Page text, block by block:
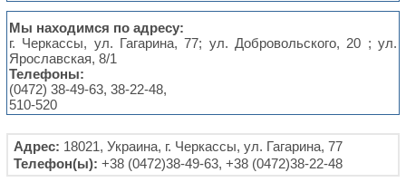
Мы находимся по адресу:
г. Черкассы, ул. Гагарина, 77; ул. Добровольского, 20 ; ул.
Ярославская, 8/1
Телефоны:
(0472) 38-49-63, 38-22-48,
510-520
Адрес: 18021, Украина, г. Черкассы, ул. Гагарина, 77
Телефон(ы): +38 (0472)38-49-63, +38 (0472)38-22-48